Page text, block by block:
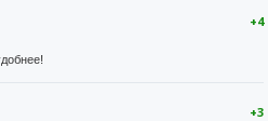
+4
+3